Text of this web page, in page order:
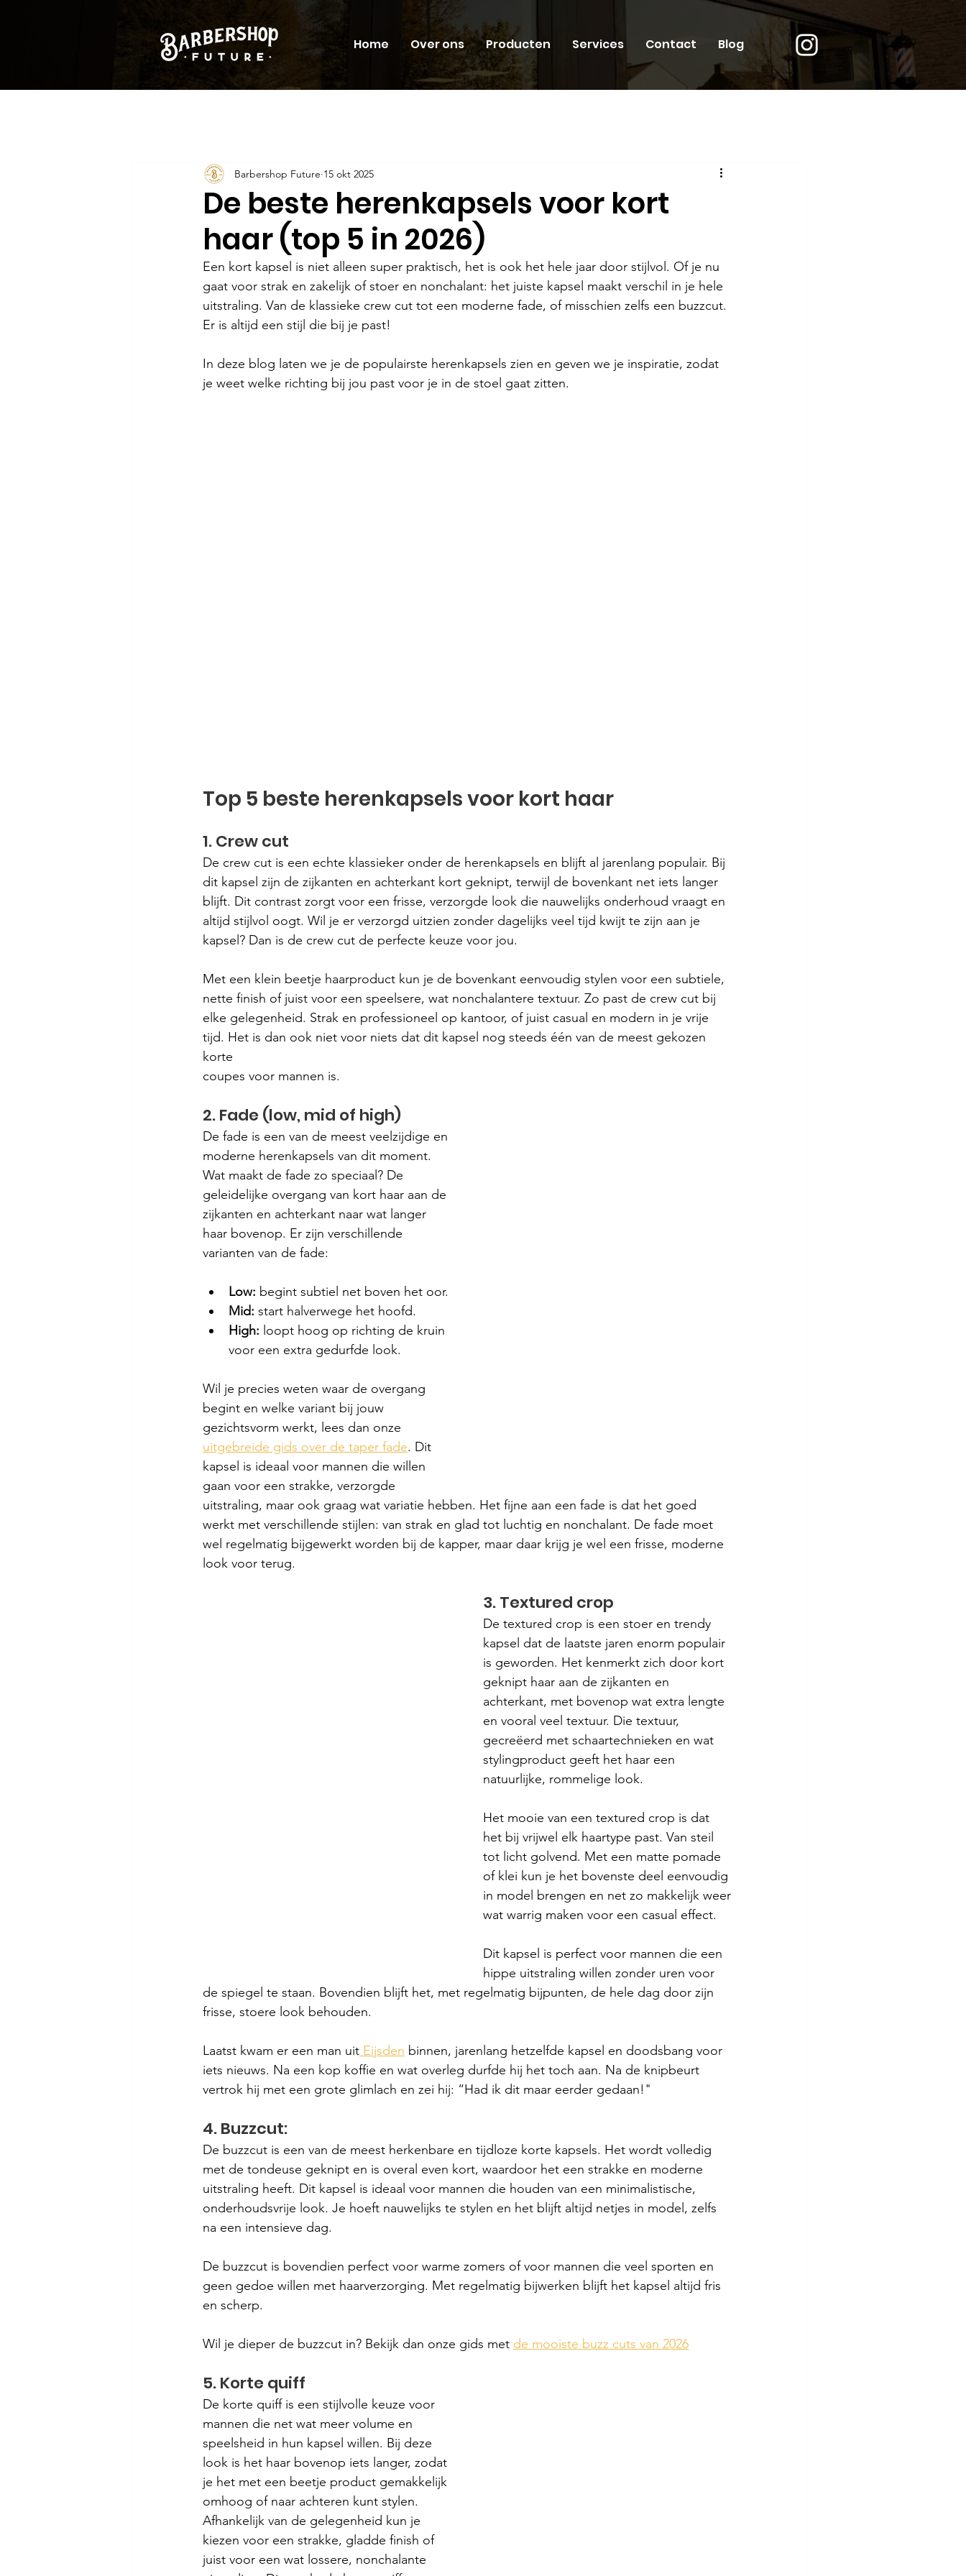
Home Over ons Producten Services Contact Blog
De beste herenkapsels voor kort
haar (top 5 in 2026)
Barbershop Future 15 okt 2025
Een kort kapsel is niet alleen super praktisch, het is ook het hele jaar door stijlvol. Of je nu
gaat voor strak en zakelijk of stoer en nonchalant: het juiste kapsel maakt verschil in je hele
uitstraling. Van de klassieke crew cut tot een moderne fade, of misschien zelfs een buzzcut.
Er is altijd een stijl die bij je past!
In deze blog laten we je de populairste herenkapsels zien en geven we je inspiratie, zodat
je weet welke richting bij jou past voor je in de stoel gaat zitten.
Top 5 beste herenkapsels voor kort haar
1. Crew cut
De crew cut is een echte klassieker onder de herenkapsels en blijft al jarenlang populair. Bij
dit kapsel zijn de zijkanten en achterkant kort geknipt, terwijl de bovenkant net iets langer
blijft. Dit contrast zorgt voor een frisse, verzorgde look die nauwelijks onderhoud vraagt en
altijd stijlvol oogt. Wil je er verzorgd uitzien zonder dagelijks veel tijd kwijt te zijn aan je
kapsel? Dan is de crew cut de perfecte keuze voor jou.
Met een klein beetje haarproduct kun je de bovenkant eenvoudig stylen voor een subtiele,
nette finish of juist voor een speelsere, wat nonchalantere textuur. Zo past de crew cut bij
elke gelegenheid. Strak en professioneel op kantoor, of juist casual en modern in je vrije
tijd. Het is dan ook niet voor niets dat dit kapsel nog steeds één van de meest gekozen
korte
coupes voor mannen is.
2. Fade (low, mid of high)
De fade is een van de meest veelzijdige en
moderne herenkapsels van dit moment.
Wat maakt de fade zo speciaal? De
geleidelijke overgang van kort haar aan de
zijkanten en achterkant naar wat langer
haar bovenop. Er zijn verschillende
varianten van de fade:
Low: begint subtiel net boven het oor.
Mid: start halverwege het hoofd.
High: loopt hoog op richting de kruin
voor een extra gedurfde look.
Wil je precies weten waar de overgang
begint en welke variant bij jouw
gezichtsvorm werkt, lees dan onze
uitgebreide gids over de taper fade. Dit
kapsel is ideaal voor mannen die willen
gaan voor een strakke, verzorgde
uitstraling, maar ook graag wat variatie hebben. Het fijne aan een fade is dat het goed
werkt met verschillende stijlen: van strak en glad tot luchtig en nonchalant. De fade moet
wel regelmatig bijgewerkt worden bij de kapper, maar daar krijg je wel een frisse, moderne
look voor terug.
3. Textured crop
De textured crop is een stoer en trendy
kapsel dat de laatste jaren enorm populair
is geworden. Het kenmerkt zich door kort
geknipt haar aan de zijkanten en
achterkant, met bovenop wat extra lengte
en vooral veel textuur. Die textuur,
gecreëerd met schaartechnieken en wat
stylingproduct geeft het haar een
natuurlijke, rommelige look.
Het mooie van een textured crop is dat
het bij vrijwel elk haartype past. Van steil
tot licht golvend. Met een matte pomade
of klei kun je het bovenste deel eenvoudig
in model brengen en net zo makkelijk weer
wat warrig maken voor een casual effect.
Dit kapsel is perfect voor mannen die een
hippe uitstraling willen zonder uren voor
de spiegel te staan. Bovendien blijft het, met regelmatig bijpunten, de hele dag door zijn
frisse, stoere look behouden.
Laatst kwam er een man uit Eijsden binnen, jarenlang hetzelfde kapsel en doodsbang voor
iets nieuws. Na een kop koffie en wat overleg durfde hij het toch aan. Na de knipbeurt
vertrok hij met een grote glimlach en zei hij: “Had ik dit maar eerder gedaan!"
4. Buzzcut:
De buzzcut is een van de meest herkenbare en tijdloze korte kapsels. Het wordt volledig
met de tondeuse geknipt en is overal even kort, waardoor het een strakke en moderne
uitstraling heeft. Dit kapsel is ideaal voor mannen die houden van een minimalistische,
onderhoudsvrije look. Je hoeft nauwelijks te stylen en het blijft altijd netjes in model, zelfs
na een intensieve dag.
De buzzcut is bovendien perfect voor warme zomers of voor mannen die veel sporten en
geen gedoe willen met haarverzorging. Met regelmatig bijwerken blijft het kapsel altijd fris
en scherp.
Wil je dieper de buzzcut in? Bekijk dan onze gids met de mooiste buzz cuts van 2026
5. Korte quiff
De korte quiff is een stijlvolle keuze voor
mannen die net wat meer volume en
speelsheid in hun kapsel willen. Bij deze
look is het haar bovenop iets langer, zodat
je het met een beetje product gemakkelijk
omhoog of naar achteren kunt stylen.
Afhankelijk van de gelegenheid kun je
kiezen voor een strakke, gladde finish of
juist voor een wat lossere, nonchalante